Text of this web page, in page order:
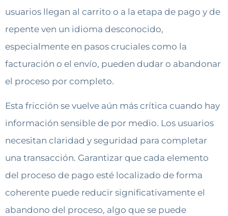
usuarios llegan al carrito o a la etapa de pago y de
repente ven un idioma desconocido,
especialmente en pasos cruciales como la
facturación o el envío, pueden dudar o abandonar
el proceso por completo.
Esta fricción se vuelve aún más crítica cuando hay
información sensible de por medio. Los usuarios
necesitan claridad y seguridad para completar
una transacción. Garantizar que cada elemento
del proceso de pago esté localizado de forma
coherente puede reducir significativamente el
abandono del proceso, algo que se puede